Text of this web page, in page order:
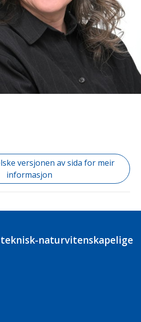
versjonen av sida for meir
informasjon
teknisk-naturvitenskapelige